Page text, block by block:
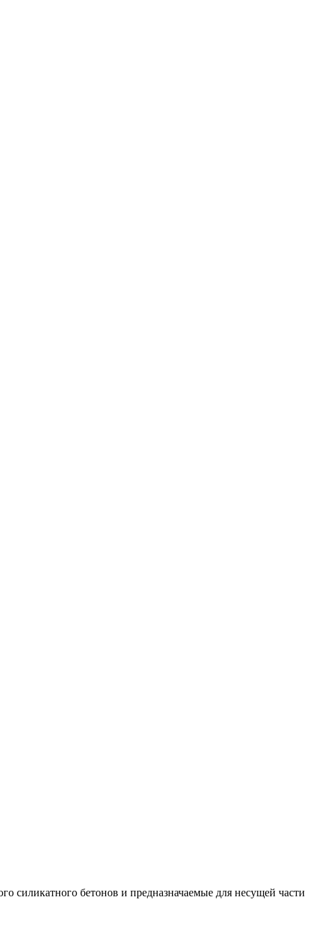
силикатного бетонов и предназначаемые для несущей части